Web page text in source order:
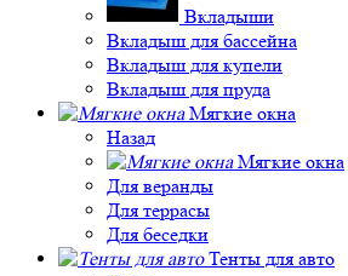
Вкладыши
Вкладыш для бассейна
Вкладыш для купели
Вкладыш для пруда
Мягкие окна
Назад
Мягкие окна
Для веранды
Для террасы
Для беседки
Тенты для авто